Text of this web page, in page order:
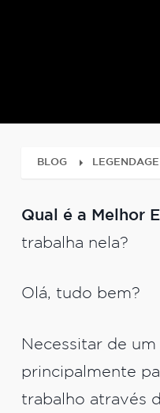
BLOG
Qual é a Melhor
trabalha nela?
Olá, tudo bem?
Necessitar de
principalmente
trabalho através